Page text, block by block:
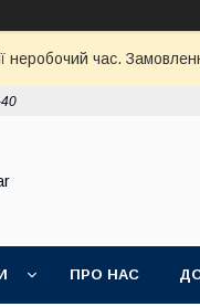
неробочий час.
ПРО НАС